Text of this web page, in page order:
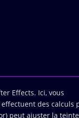
Effects. Ici, vous
effectuent des calculs
peut ajuster la